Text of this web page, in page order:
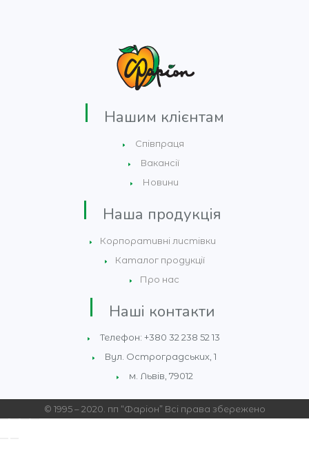
Нашим клієнтам
Співпраця
Вакансії
Новини
Наша продукція
Корпоративні листівки
Каталог продукції
Про нас
Наші контакти
Телефон: +380 32 238 52 13
Вул. Остроградських, 1
м. Львів, 79012
© 1995 – 2020. пп “Фаріон” Всі права збережено